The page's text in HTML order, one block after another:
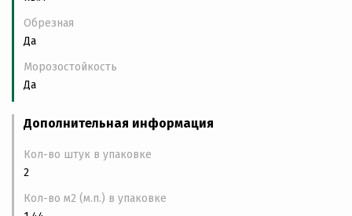
Обрезная
Да
Морозостойкость
Да
Дополнительная информация
Кол-во штук в упаковке
2
Кол-во м2 (м.п.) в упаковке